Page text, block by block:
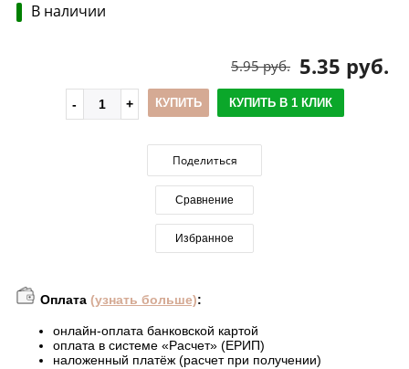
В наличии
5.35 руб.
5.95 руб.
КУПИТЬ КУПИТЬ В 1 КЛИК
Поделиться
Сравнение
Избранное
Оплата (узнать больше):
онлайн-оплата банковской картой
оплата в системе «Расчет» (ЕРИП)
наложенный платёж (расчет при получении)